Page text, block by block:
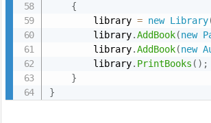
{
        library
= new Library
        library
.AddBook(new
        library
.AddBook(new
        library
. PrintBooks ( ) ;
}
}